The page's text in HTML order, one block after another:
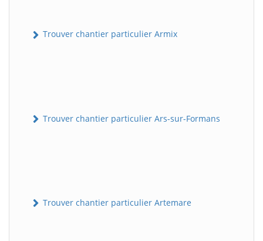
Trouver chantier particulier Armix
Trouver chantier particulier Ars-sur-Formans
Trouver chantier particulier Artemare